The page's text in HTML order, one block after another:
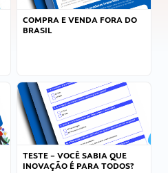
COMPRA E VENDA FORA DO
BRASIL
TESTE – VOCÊ SABIA QUE
INOVAÇÃO É PARA TODOS?